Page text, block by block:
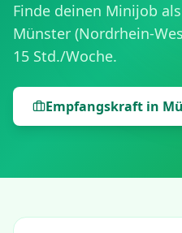
Finde deinen Minijob als
Münster (Nordrhein-
15 Std./Woche.
Empfangskraft in